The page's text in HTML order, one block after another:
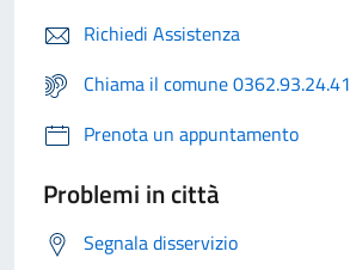
Richiedi Assistenza
Chiama il comune 0362.93.24.41
Prenota un appuntamento
Problemi in città
Segnala disservizio